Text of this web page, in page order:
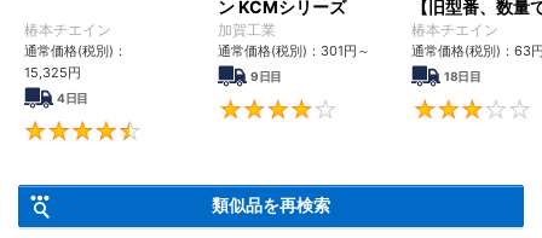
椿本チエイン
通常価格(税別)：
15,325円
4日目
ン KCMシリーズ
加賀工業
通常価格(税別)： 301円 ～
9日目
4
【旧型番、数量
ンク数指定】
椿本チエイン
通常価格(税別)： 63
18日目
類似品を再検索